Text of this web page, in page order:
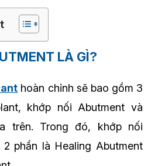
LÀ GÌ?
hoàn chỉnh sẽ bao gồm 3
khớp nối Abutment và
trên. Trong đó, khớp nối
phần là Healing Abutment